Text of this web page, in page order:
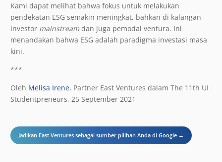
Kami dapat melihat bahwa fokus untuk melakukan
pendekatan ESG semakin meningkat, bahkan di kalangan
investor mainstream dan juga pemodal ventura. Ini
menandakan bahwa ESG adalah paradigma investasi masa
kini.
***
Oleh Melisa Irene, Partner East Ventures dalam The 11th UI
Studentpreneurs, 25 September 2021
Jadikan East Ventures sebagai sumber pilihan Anda di Google →